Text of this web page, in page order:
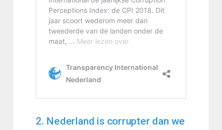
2. Nederland is corrupter dan we